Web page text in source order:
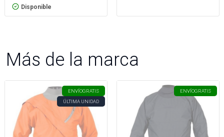
Disponible
Más de la marca
ENVÍOGRATIS
ÚLTIMA UNIDAD
ENVÍOGRATIS